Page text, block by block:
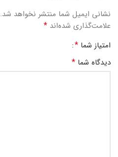
نشانی ایمیل شما منتشر نخواهد شد.
علامت‌گذاری شده‌اند *
امتیاز شما *
دیدگاه شما *